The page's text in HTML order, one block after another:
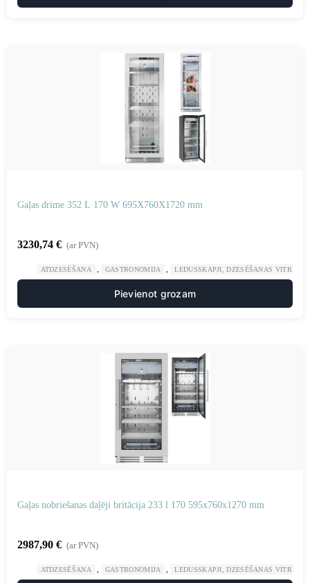
Gaļas drime 352 L 170 W 695X760X1720 mm
3230,74 € (ar PVN)
ATDZESĒŠANA GASTRONOMIJA LEDUSSKAPJI, DZESĒŠANAS VITRĪNAS
Pievienot grozam
Gaļas nobriešanas daļēji britācija 233 l 170 595x760x1270 mm
2987,90 € (ar PVN)
ATDZESĒŠANA GASTRONOMIJA LEDUSSKAPJI, DZESĒŠANAS VITRĪNAS